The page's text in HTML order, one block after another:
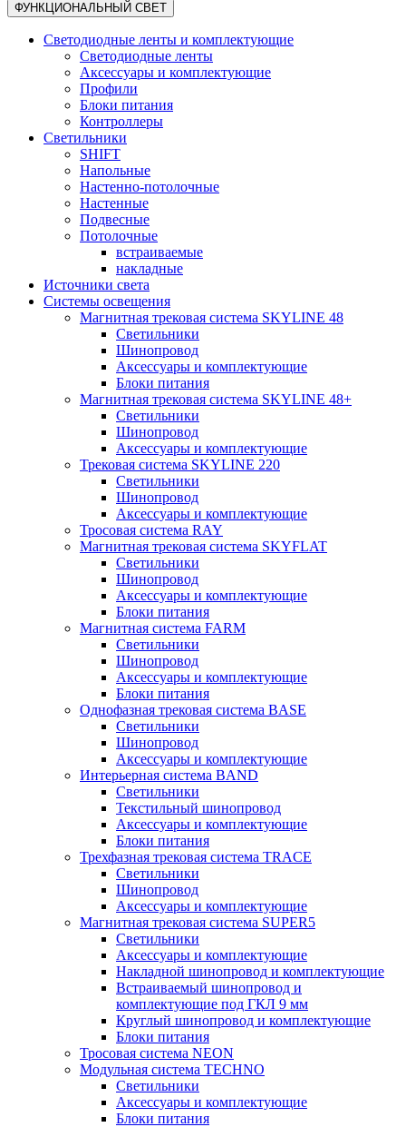
ФУНКЦИОНАЛЬНЫЙ СВЕТ
Светодиодные ленты и комплектующие
Светодиодные ленты
Аксессуары и комплектующие
Профили
Блоки питания
Контроллеры
Светильники
SHIFT
Напольные
Настенно-потолочные
Настенные
Подвесные
Потолочные
встраиваемые
накладные
Источники света
Системы освещения
Магнитная трековая система SKYLINE 48
Светильники
Шинопровод
Аксессуары и комплектующие
Блоки питания
Магнитная трековая система SKYLINE 48+
Светильники
Шинопровод
Аксессуары и комплектующие
Трековая система SKYLINE 220
Светильники
Шинопровод
Аксессуары и комплектующие
Тросовая система RAY
Магнитная трековая система SKYFLAT
Светильники
Шинопровод
Аксессуары и комплектующие
Блоки питания
Магнитная система FARM
Светильники
Шинопровод
Аксессуары и комплектующие
Блоки питания
Однофазная трековая система BASE
Светильники
Шинопровод
Аксессуары и комплектующие
Интерьерная система BAND
Светильники
Текстильный шинопровод
Аксессуары и комплектующие
Блоки питания
Трехфазная трековая система TRACE
Светильники
Шинопровод
Аксессуары и комплектующие
Магнитная трековая система SUPER5
Светильники
Аксессуары и комплектующие
Накладной шинопровод и комплектующие
Встраиваемый шинопровод и
комплектующие под ГКЛ 9 мм
Круглый шинопровод и комплектующие
Блоки питания
Тросовая система NEON
Модульная система TECHNO
Светильники
Аксессуары и комплектующие
Блоки питания